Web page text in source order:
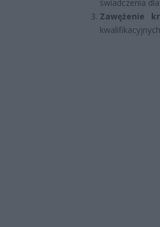
świadczenia
Zawężenie